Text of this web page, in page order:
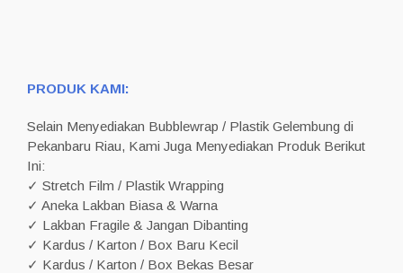
PRODUK KAMI:
Selain Menyediakan Bubblewrap / Plastik Gelembung di
Pekanbaru Riau, Kami Juga Menyediakan Produk Berikut
Ini:
✓ Stretch Film / Plastik Wrapping
✓ Aneka Lakban Biasa & Warna
✓ Lakban Fragile & Jangan Dibanting
✓ Kardus / Karton / Box Baru Kecil
✓ Kardus / Karton / Box Bekas Besar